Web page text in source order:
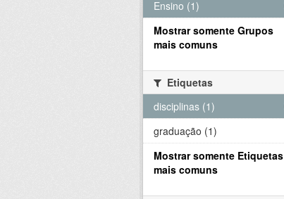
Ensino (1)
Mostrar somente Grupos
mais comuns
Etiquetas
disciplinas (1)
graduação (1)
Mostrar somente Etiquetas
mais comuns